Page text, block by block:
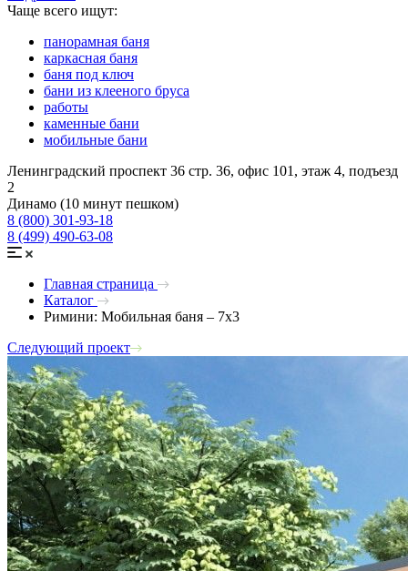
Чаще всего ищут:
панорамная баня
каркасная баня
баня под ключ
бани из клееного бруса
работы
каменные бани
мобильные бани
Ленинградский проспект 36 стр. 36, офис 101, этаж 4, подъезд
2
Динамо (10 минут пешком)
8 (800) 301-93-18
8 (499) 490-63-08
Главная страница
Каталог
Римини: Мобильная баня – 7х3
Следующий проект